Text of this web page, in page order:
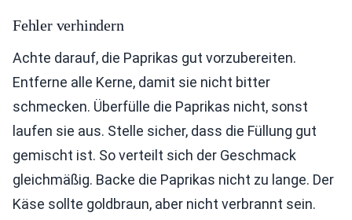
Fehler verhindern
Achte darauf, die Paprikas gut vorzubereiten.
Entferne alle Kerne, damit sie nicht bitter
schmecken. Überfülle die Paprikas nicht, sonst
laufen sie aus. Stelle sicher, dass die Füllung gut
gemischt ist. So verteilt sich der Geschmack
gleichmäßig. Backe die Paprikas nicht zu lange. Der
Käse sollte goldbraun, aber nicht verbrannt sein.